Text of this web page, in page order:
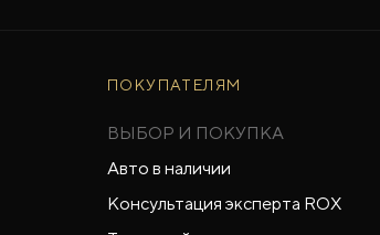
ПОКУПАТЕЛЯМ
ВЫБОР И ПОКУПКА
Авто в наличии
Консультация эксперта ROX